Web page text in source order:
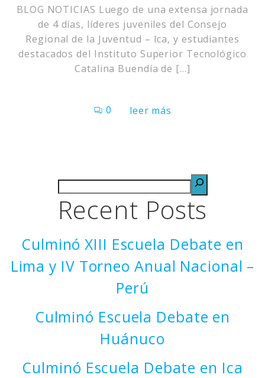
BLOG NOTICIAS Luego de una extensa jornada
de 4 días, líderes juveniles del Consejo
Regional de la Juventud – Ica, y estudiantes
destacados del Instituto Superior Tecnológico
Catalina Buendía de […]
0 leer más
Recent Posts
Culminó XIII Escuela Debate en
Lima y IV Torneo Anual Nacional –
Perú
Culminó Escuela Debate en
Huánuco
Culminó Escuela Debate en Ica